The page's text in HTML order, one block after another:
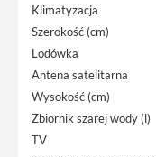
Klimatyzacja
Szerokość (cm)
Lodówka
Antena satelitarna
Wysokość (cm)
Zbiornik szarej wody (l)
TV